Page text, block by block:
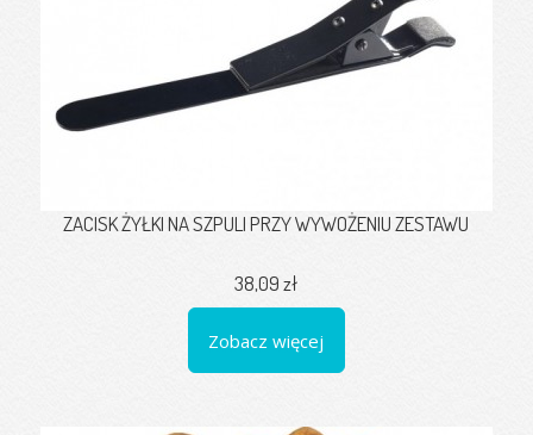
ZACISK ŻYŁKI NA SZPULI PRZY WYWOŻENIU ZESTAWU
38,09 zł
Zobacz więcej